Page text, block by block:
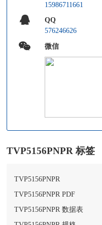
15986711661
QQ
576246626
微信
TVP5156PNPR 标签
TVP5156PNPR
TVP5156PNPR PDF
TVP5156PNPR 数据表